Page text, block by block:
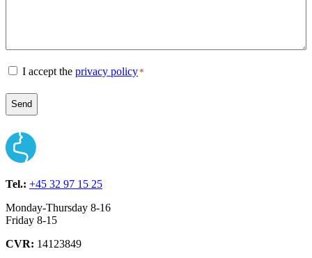
Consent
I accept the privacy policy*
Tel.: +45 32 97 15 25
Monday-Thursday 8-16
Friday 8-15
CVR: 14123849